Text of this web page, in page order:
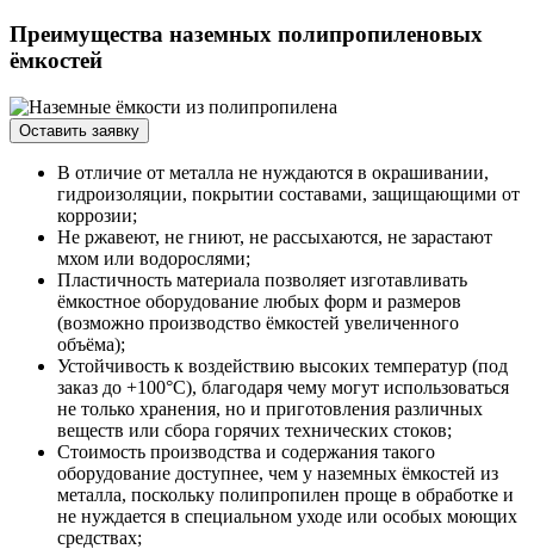
Преимущества наземных полипропиленовых
ёмкостей
Оставить заявку
В отличие от металла не нуждаются в окрашивании,
гидроизоляции, покрытии составами, защищающими от
коррозии;
Не ржавеют, не гниют, не рассыхаются, не зарастают
мхом или водорослями;
Пластичность материала позволяет изготавливать
ёмкостное оборудование любых форм и размеров
(возможно производство ёмкостей увеличенного
объёма);
Устойчивость к воздействию высоких температур (под
заказ до +100°С), благодаря чему могут использоваться
не только хранения, но и приготовления различных
веществ или сбора горячих технических стоков;
Стоимость производства и содержания такого
оборудование доступнее, чем у наземных ёмкостей из
металла, поскольку полипропилен проще в обработке и
не нуждается в специальном уходе или особых моющих
средствах;